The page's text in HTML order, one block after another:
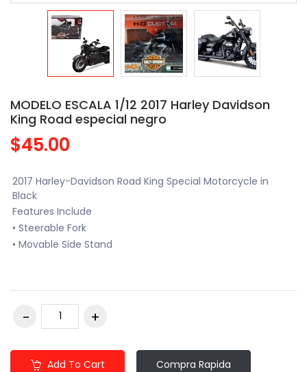
MODELO ESCALA 1/12 2017 Harley Davidson
King Road especial negro
$45.00
2017 Harley-Davidson Road King Special Motorcycle in
Black
Features Include
• Steerable Fork
• Movable Side Stand
Add To Cart Compra Rapida